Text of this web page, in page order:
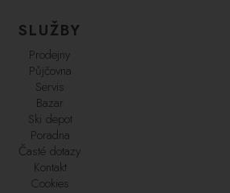
SLUŽBY
Prodejny
Půjčovna
Servis
Bazar
Ski depot
Poradna
Časté dotazy
Kontakt
Cookies